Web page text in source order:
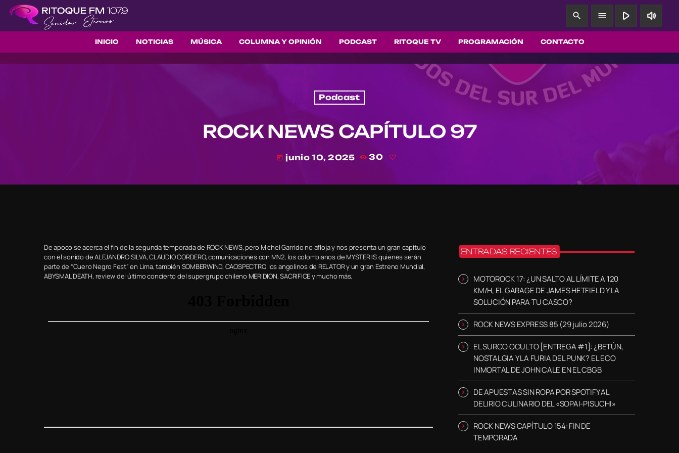
INICIO NOTICIAS MÚSICA COLUMNA Y OPINIÓN PODCAST RITOQUE TV PROGRAMACIÓN CONTACTO
search menu play_arrow volume_up
Podcast
ROCK NEWS CAPÍTULO 97
today junio 10, 2025 30
De apoco se acerca el fin de la segunda temporada de ROCK NEWS, pero Michel Garrido no afloja y nos presenta un gran capítulo
con el sonido de ALEJANDRO SILVA, CLAUDIO CORDERO, comunicaciones con MN2, los colombianos de MYSTERIIS quienes serán
parte de “Cuero Negro Fest” en Lima, también SOMBERWIND, CAOSPECTRO, los angolinos de RELATOR y un gran Estreno Mundial,
ABYSMAL DEATH, review del último concierto del supergrupo chileno MERIDION, SACRIFICE y mucho más.
ENTRADAS RECIENTES
MOTOROCK 17: ¿UN SALTO AL LÍMITE A 120
KM/H, EL GARAGE DE JAMES HETFIELD Y LA
SOLUCIÓN PARA TU CASCO?
ROCK NEWS EXPRESS 85 (29 julio 2026)
EL SURCO OCULTO [ENTREGA #1]: ¿BETÚN,
NOSTALGIA Y LA FURIA DEL PUNK? EL ECO
INMORTAL DE JOHN CALE EN EL CBGB
DE APUESTAS SIN ROPA POR SPOTIFY AL
DELIRIO CULINARIO DEL «SOPAI-PISUCHI»
ROCK NEWS CAPÍTULO 154: FIN DE
TEMPORADA